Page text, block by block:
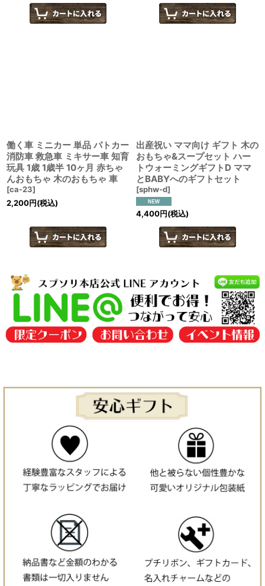
働く車 ミニカー 単品 パトカー
消防車 救急車 ミキサー車 知育
玩具 1歳 1歳半 10ヶ月 赤ちゃ
んおもちゃ 木のおもちゃ 車
[ca-23]
2,200円(税込)
出産祝い ママ向け ギフト 木の
おもちゃ&スープセット ハー
トウォーミングギフトD ママ
とBABYへのギフトセット
[sphw-d]
4,400円(税込)